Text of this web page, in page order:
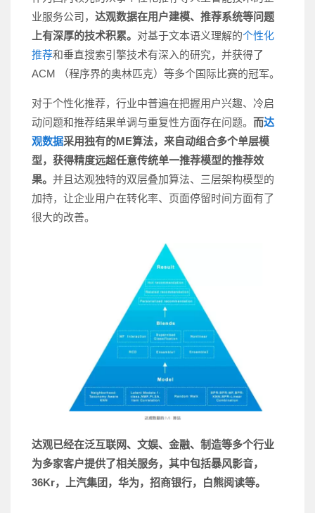
业服务公司， 达观数据在用户建模、推荐系统等问题
上有深厚的技术积累。 对基于文本语义理解的个性化
推荐和垂直搜索引擎技术有深入的研究，并获得了
ACM （程序界的奥林匹克）等多个国际比赛的冠军。
对于个性化推荐，行业中普遍在把握用户兴趣、冷启
动问题和推荐结果单调与重复性方面存在问题。 而达
观数据采用独有的ME算法，来自动组合多个单层模
型，获得精度远超任意传统单一推荐模型的推荐效
果。 并且达观独特的双层叠加算法、三层架构模型的
加持，让企业用户在转化率、页面停留时间方面有了
很大的改善。
达观已经在泛互联网、文娱、金融、制造等多个行业
为多家客户提供了相关服务，其中包括暴风影音，
36Kr，上汽集团，华为，招商银行，白熊阅读等。